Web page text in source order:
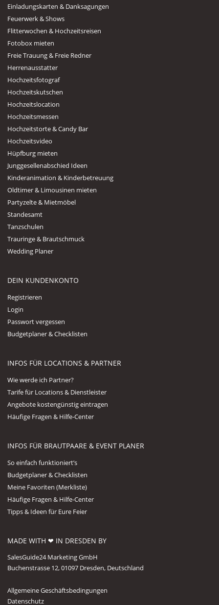
Einladungskarten & Danksagungen
Feuerwerk & Shows
Flitterwochen & Hochzeitsreisen
Fotobox mieten
Freie Trauung & Freie Redner
Herrenausstatter
Hochzeitsfotograf
Hochzeitskutschen
Hochzeitslocation
Hochzeitsmessen
Hochzeitstorte & Candy Bar
Hochzeitsvideo
Hüpfburg mieten
Junggesellenabschied Ideen
Kinderanimation & Kinderbetreuung
Oldtimer & Limousinen mieten
Partyzelte & Mietmöbel
Standesamt
Tanzschulen
Trauringe & Brautschmuck
Wedding Planer
DEIN KUNDENKONTO
Registrieren
Login
Passwort vergessen
Budgetplaner & Checklisten
INFOS FÜR LOCATIONS & PARTNER
Wie werde ich Partner?
Tarife für Locations & Dienstleister
Angebote kostengünstig eintragen
Häufige Fragen & Hilfe-Center
INFOS FÜR BRAUTPAARE & EVENT PLANER
So einfach funktioniert’s
Budgetplaner & Checklisten
Meine Favoriten (Merkliste)
Häufige Fragen & Hilfe-Center
Tipps & Ideen für Eure Feier
MADE WITH ❤ IN DRESDEN BY
SalesGuide24 Marketing GmbH
Buchenstrasse 12, 01097 Dresden, Deutschland
Allgemeine Geschäftsbedingungen
Datenschutz